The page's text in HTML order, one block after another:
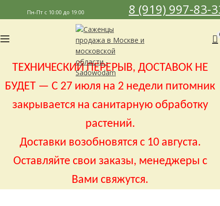
Пн-Пт с 10:00 до 19:00 8 (919) 997-83-
ТЕХНИЧЕСКИЙ ПЕРЕРЫВ, ДОСТАВОК НЕ
БУДЕТ — С 27 июля на 2 недели питомник
закрывается на санитарную обработку
растений.
Доставки возобновятся с 10 августа.
Оставляйте свои заказы, менеджеры с
Вами свяжутся.